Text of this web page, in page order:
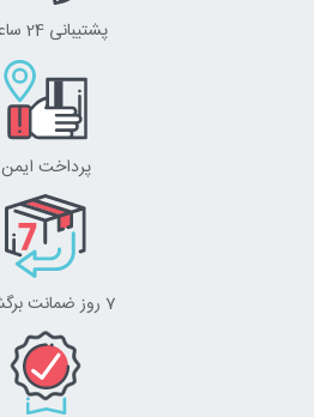
پشتیبانی 24 ساعته
پرداخت ایمن
7 روز ضمانت برگشت